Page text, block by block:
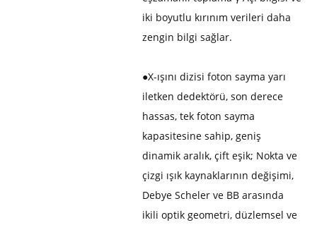
iki boyutlu kırınım verileri daha
zengin bilgi sağlar.
●X-ışını dizisi foton sayma yarı
iletken dedektörü, son derece
hassas, tek foton sayma
kapasitesine sahip, geniş
dinamik aralık, çift eşik; Nokta ve
çizgi ışık kaynaklarının değişimi,
Debye Scheler ve BB arasında
ikili optik geometri, düzlemsel ve